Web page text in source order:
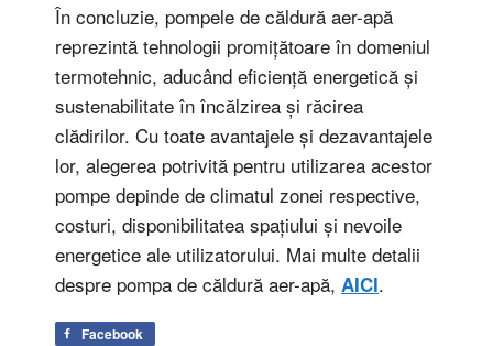
În concluzie, pompele de căldură aer-apă
reprezintă tehnologii promițătoare în domeniul
termotehnic, aducând eficiență energetică și
sustenabilitate în încălzirea și răcirea
clădirilor. Cu toate avantajele și dezavantajele
lor, alegerea potrivită pentru utilizarea acestor
pompe depinde de climatul zonei respective,
costuri, disponibilitatea spațiului și nevoile
energetice ale utilizatorului. Mai multe detalii
despre pompa de căldură aer-apă, AICI.
Facebook